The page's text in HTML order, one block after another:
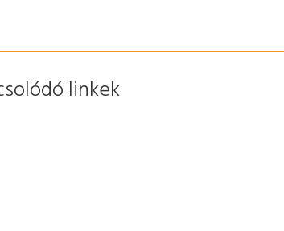
linkek